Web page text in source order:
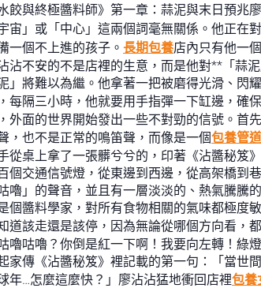
餃與終極醬料師》第一章：蒜泥與末日預兆
宙」或「中心」這兩個詞毫無關係。他正在
一個不上進的孩子。 長期包養店內只有他一
沾不安的不是店裡的生意，而是他對**「蒜
」將難以為繼。他拿著一把被磨得光滑、閃
每隔三小時，他就要用手指彈一下缸邊，確
外面的世界開始發出一些不對勁的信號。
，也不是正常的鳴笛聲，而像是一個包養管道
從桌上拿了一張髒兮兮的，印著《沾醬秘笈
個交通信號燈，從東邊到西邊，從高架橋到
嚕」的聲音，並且有一層淡淡的、熱氣騰
個醬料學家，對所有食物相關的氣味都極度
道該走還是該停，因為無論從哪個方向看，
嚕咕嚕？你倒是紅一下啊！我要向左轉！綠
家傳《沾醬秘笈》裡記載的第一句：「當世
年…怎麼這麼快？」廖沾沾猛地衝回店裡包養